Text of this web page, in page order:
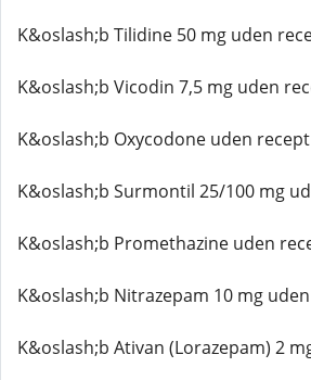
K&oslash;b Tilidine 50 mg uden
K&oslash;b Vicodin 7,5 mg uden
K&oslash;b Oxycodone uden recept
K&oslash;b Surmontil 25/100 mg
K&oslash;b Promethazine uden
K&oslash;b Nitrazepam 10 mg
K&oslash;b Ativan (Lorazepam) 2